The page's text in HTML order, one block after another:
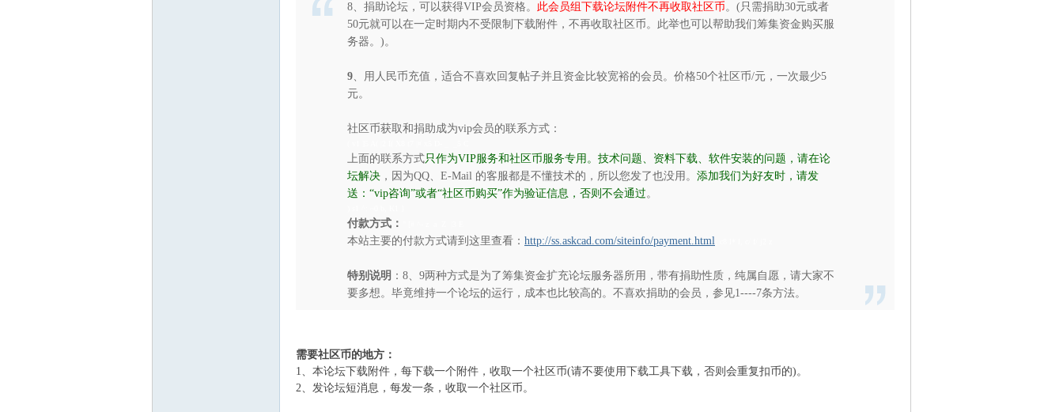
8、捐助论坛，可以获得VIP会员资格。 此会员组下载论坛附件不再收取社区币。(只需捐助30元或者
50元就可以在一定时期内不受限制下载附件，不再收取社区币。此举也可以帮助我们筹集资金购买服
务器。)。
9、用人民币充值，适合不喜欢回复帖子并且资金比较宽裕的会员。价格50个社区币/元，一次最少5
元。
社区币获取和捐助成为vip会员的联系方式：
上面的联系方式只作为VIP服务和社区币服务专用。技术问题、资料下载、软件安装的问题，请在论
坛解决 ，因为QQ、E-Mail 的客服都是不懂技术的，所以您发了也没用。 添加我们为好友时，请发
送：“vip咨询”或者“社区币购买”作为验证信息，否则不会通过。
付款方式：
本站主要的付款方式请到这里查看： http://ss.askcad.com/siteinfo/payment.html
特别说明 ：8、9两种方式是为了筹集资金扩充论坛服务器所用，带有捐助性质，纯属自愿，请大家不
要多想。毕竟维持一个论坛的运行，成本也比较高的。不喜欢捐助的会员，参见1----7条方法。
需要社区币的地方：
1、本论坛下载附件，每下载一个附件，收取一个社区币(请不要使用下载工具下载，否则会重复扣币的)。
2、发论坛短消息，每发一条，收取一个社区币。